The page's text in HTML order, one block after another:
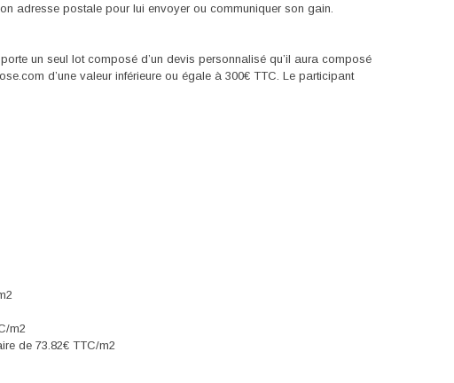
adresse postale pour lui envoyer ou communiquer son gain.
un seul lot composé d’un devis personnalisé qu’il aura composé
d’une valeur inférieure ou égale à 300€ TTC. Le participant
m2
de 73.82€ TTC/m2